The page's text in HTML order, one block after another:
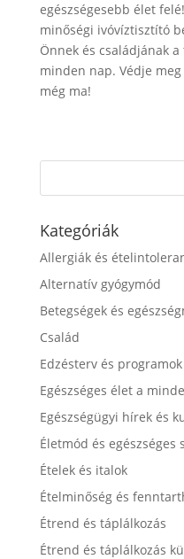
egészségesebb élet
minőségi ivóvíztisztító
Önnek és családjának
minden nap. Védje
még ma!
Kategóriák
Allergiák és
Alternatív gyógymód
Betegségek és
Család
Edzésterv és programok
Egészséges élet a
Egészségügyi hírek és
Életmód és egészséges
Ételek és italok
Ételminőség és
Étrend és táplálkozás
Étrend és táplálkozás